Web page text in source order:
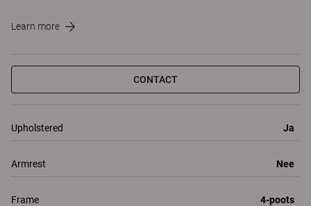
Learn more
CONTACT
Upholstered Ja
Armrest Nee
Frame 4-poots